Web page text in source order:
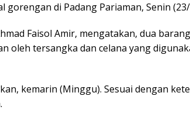
di Padang Pariaman, Senin
Faisol Amir, mengatakan, dua
oleh tersangka dan celana yang
kemarin (Minggu). Sesuai dengan